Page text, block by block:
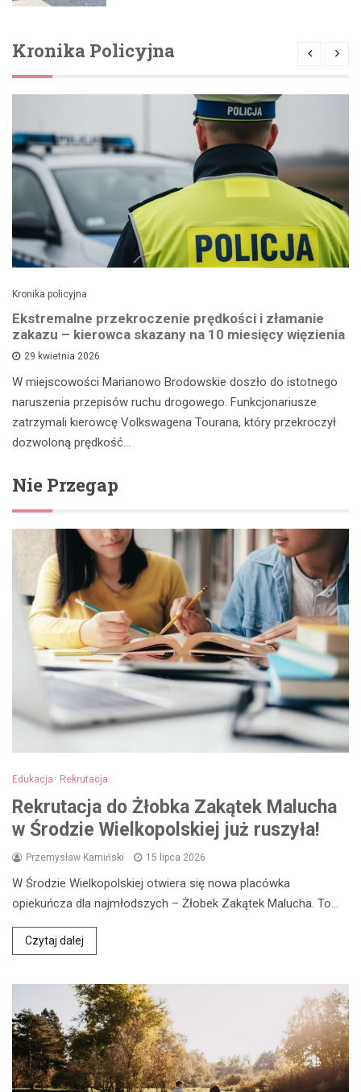
Kronika Policyjna
Kronika policyjna
Ekstremalne przekroczenie prędkości i złamanie
zakazu – kierowca skazany na 10 miesięcy więzienia
29 kwietnia 2026
W miejscowości Marianowo Brodowskie doszło do istotnego
naruszenia przepisów ruchu drogowego. Funkcjonariusze
zatrzymali kierowcę Volkswagena Tourana, który przekroczył
dozwoloną prędkość…
Nie Przegap
Edukacja Rekrutacja
Rekrutacja do Żłobka Zakątek Malucha
w Środzie Wielkopolskiej już ruszyła!
Przemysław Kamiński 15 lipca 2026
W Środzie Wielkopolskiej otwiera się nowa placówka
opiekuńcza dla najmłodszych – Żłobek Zakątek Malucha. To…
Czytaj dalej